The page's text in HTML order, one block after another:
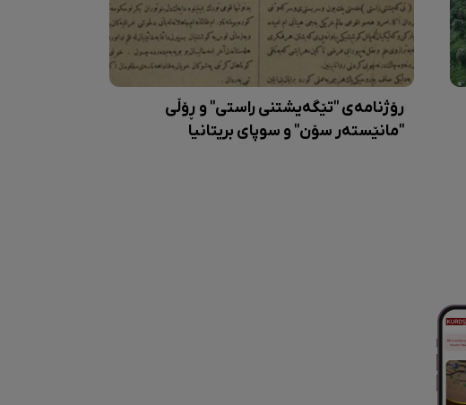
رۆژنامەی "تێگەیشتنی راستی" و ڕۆڵی
"مانێستەر سۆن" و سوپای بریتانیا